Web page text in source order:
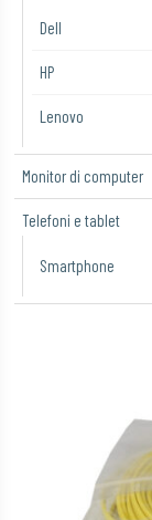
Dell
HP
Lenovo
Monitor di computer
Telefoni e tablet
Smartphone